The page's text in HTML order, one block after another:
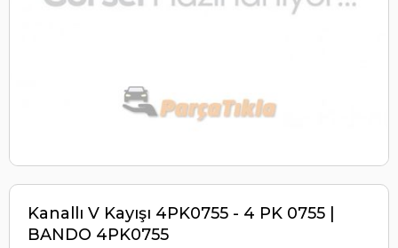
Kanallı V Kayışı 4PK0755 - 4 PK 0755 |
BANDO 4PK0755